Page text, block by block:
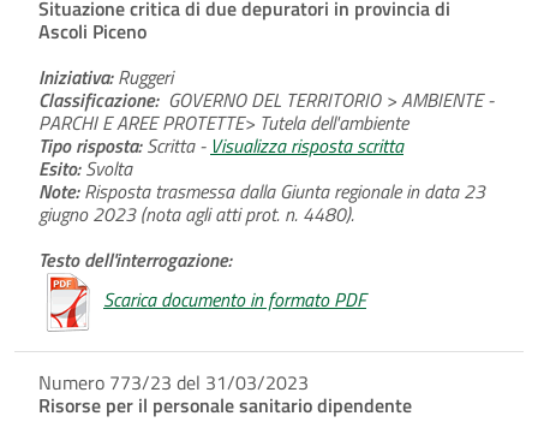
Situazione critica di due depuratori in provincia di
Ascoli Piceno
Iniziativa:Ruggeri
Classificazione: GOVERNO DEL TERRITORIO > AMBIENTE -
PARCHI E AREE PROTETTE> Tutela dell'ambiente
Tipo risposta:Scritta - Visualizza risposta scritta
Esito:Svolta
Note:Risposta trasmessa dalla Giunta regionale in data 23
giugno 2023 (nota agli atti prot. n. 4480).
Testo dell'interrogazione:
Scarica documento in formato PDF
Numero 773/23 del 31/03/2023
Risorse per il personale sanitario dipendente